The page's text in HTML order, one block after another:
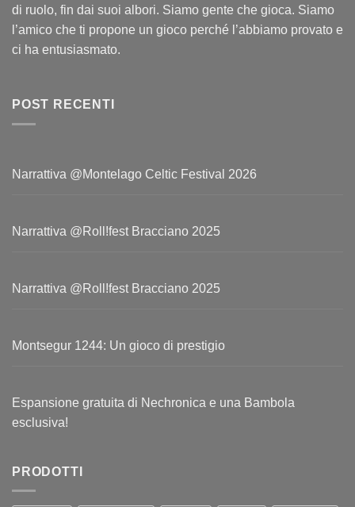
di ruolo, fin dai suoi albori. Siamo gente che gioca. Siamo
l’amico che ti propone un gioco perché l’abbiamo provato e
ci ha entusiasmato.
POST RECENTI
Narrattiva @Montelago Celtic Festival 2026
Narrattiva @Roll!fest Bracciano 2025
Narrattiva @Roll!fest Bracciano 2025
Montsegur 1244: Un gioco di prestigio
Espansione gratuita di Nechronica e una Bambola
esclusiva!
PRODOTTI